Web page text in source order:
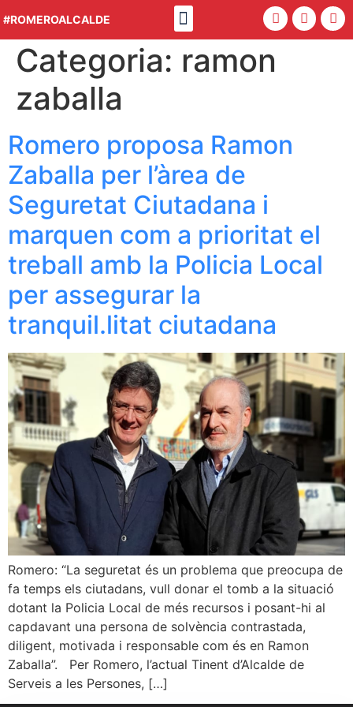
#ROMEROALCALDE
Categoria: ramon
zaballa
Romero proposa Ramon
Zaballa per l’àrea de
Seguretat Ciutadana i
marquen com a prioritat el
treball amb la Policia Local
per assegurar la
tranquil.litat ciutadana
Romero: “La seguretat és un problema que preocupa de
fa temps els ciutadans, vull donar el tomb a la situació
dotant la Policia Local de més recursos i posant-hi al
capdavant una persona de solvència contrastada,
diligent, motivada i responsable com és en Ramon
Zaballa”. Per Romero, l’actual Tinent d’Alcalde de
Serveis a les Persones, […]